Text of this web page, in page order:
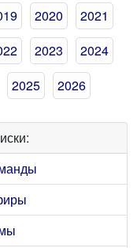
2020
2021
2023
2024
2025
2026